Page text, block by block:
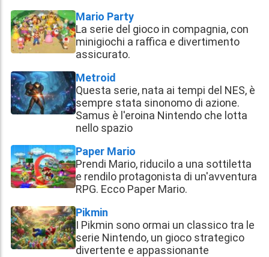
Mario Party
La serie del gioco in compagnia, con
minigiochi a raffica e divertimento
assicurato.
Metroid
Questa serie, nata ai tempi del NES, è
sempre stata sinonomo di azione.
Samus è l'eroina Nintendo che lotta
nello spazio
Paper Mario
Prendi Mario, riducilo a una sottiletta
e rendilo protagonista di un'avventura
RPG. Ecco Paper Mario.
Pikmin
I Pikmin sono ormai un classico tra le
serie Nintendo, un gioco strategico
divertente e appassionante